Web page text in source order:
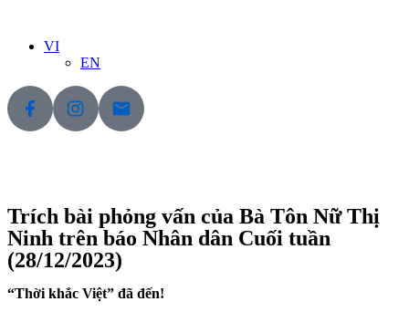
VI
EN
Trích bài phỏng vấn của Bà Tôn Nữ Thị
Ninh trên báo Nhân dân Cuối tuần
(28/12/2023)
“Thời khắc Việt” đã đến!